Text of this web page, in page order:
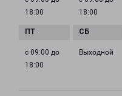
18:00
18:00
с 09:00 до
18:00
Выходной